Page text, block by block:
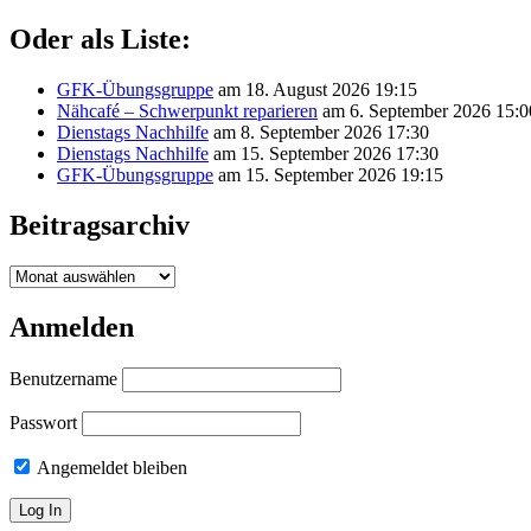
Oder als Liste:
GFK-Übungsgruppe am 18. August 2026 19:15
Nähcafé – Schwerpunkt reparieren am 6. September 2026
Dienstags Nachhilfe am 8. September 2026 17:30
Dienstags Nachhilfe am 15. September 2026 17:30
GFK-Übungsgruppe am 15. September 2026 19:15
Beitragsarchiv
Beitragsarchiv
Anmelden
Benutzername
Passwort
Angemeldet bleiben